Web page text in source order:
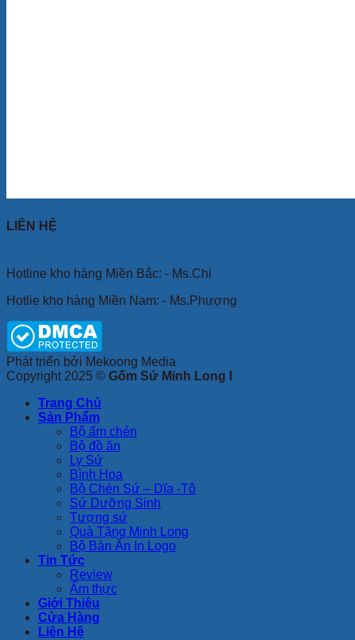
LIÊN HỆ
Hotline kho hàng Miền Bắc: - Ms.Chi
Hotlie kho hàng Miền Nam: - Ms.Phượng
Phát triển bởi Mekoong Media
Copyright 2025 © Gốm Sứ Minh Long I
Trang Chủ
Sản Phẩm
Bộ ấm chén
Bộ đồ ăn
Ly Sứ
Bình Hoa
Bộ Chén Sứ – Dĩa -Tô
Sứ Dưỡng Sinh
Tượng sứ
Quà Tặng Minh Long
Bộ Bàn Ăn In Logo
Tin Tức
Review
Ẩm thực
Giới Thiệu
Cửa Hàng
Liên Hệ